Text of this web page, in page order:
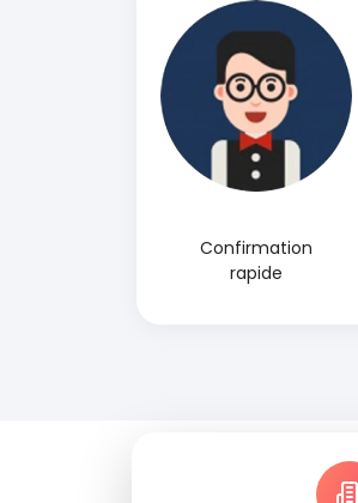
Confirmation
rapide